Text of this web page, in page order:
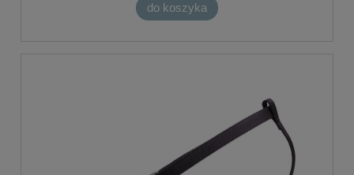
do koszyka